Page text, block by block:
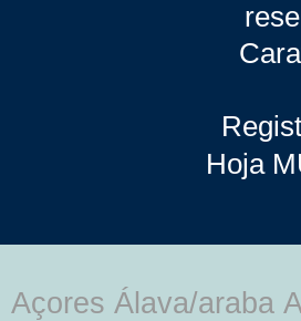
Hoja
Açores Álava/araba